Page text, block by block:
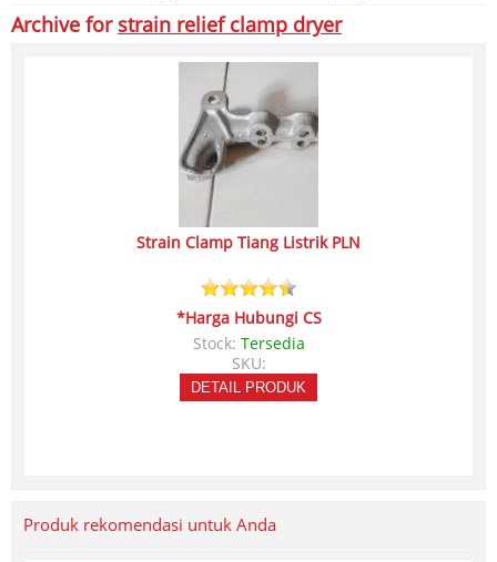
Archive for strain relief clamp dryer
Strain Clamp Tiang Listrik PLN
*Harga Hubungi CS
Stock: Tersedia
SKU:
DETAIL PRODUK
Produk rekomendasi untuk Anda